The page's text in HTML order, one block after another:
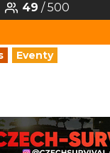
49 / 500
Eventy